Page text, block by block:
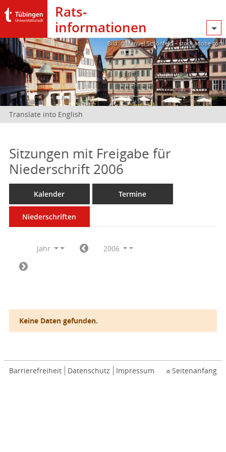
Rats­
informationen
Bild: @Manuel Schönfeld – stock.adobe.com
Translate into English
Sitzungen mit Freigabe für
Niederschrift 2006
Kalender Termine
Niederschriften
Jahr 2006
Keine Daten gefunden.
Barrierefreiheit Datenschutz Impressum Seitenanfang